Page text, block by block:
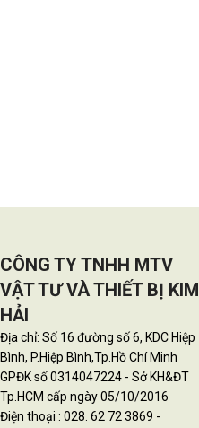
CÔNG TY TNHH MTV
VẬT TƯ VÀ THIẾT BỊ KIM
HẢI
Địa chỉ: Số 16 đường số 6, KDC Hiệp
Bình, P.Hiệp Bình,Tp.Hồ Chí Minh
GPĐK số 0314047224 - Sở KH&ĐT
Tp.HCM cấp ngày 05/10/2016
Điện thoại : 028. 62 72 3869 -